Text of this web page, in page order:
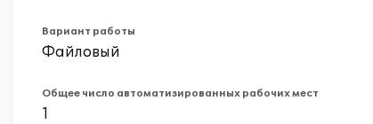
Вариант работы
Файловый
Общее число автоматизированных рабочих мест
1